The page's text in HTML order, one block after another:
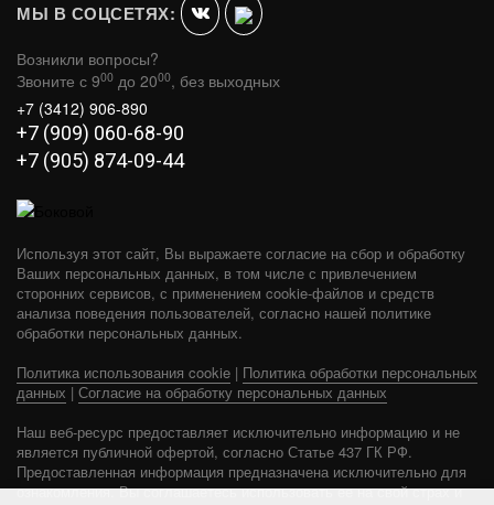
КРИСТИНА В ОБЛИЦОВКЕ ЗМЕЕВИК 6 КВТ
55 970 В КОРЗИНУ
МЫ В СОЦСЕТЯХ:
Возникли вопросы?
Звоните с 900 до 2000, без выходных
+7 (3412) 906-890
+7 (909) 060-68-90
+7 (905) 874-09-44
Используя этот сайт, Вы выражаете согласие на сбор и обработку
Ваших персональных данных, в том числе с привлечением
сторонних сервисов, с применением cookie-файлов и средств
анализа поведения пользователей, согласно нашей политике
обработки персональных данных.
Политика использования cookie | Политика обработки персональных
данных | Согласие на обработку персональных данных
Наш веб-ресурс предоставляет исключительно информацию и не
является публичной офертой, согласно Статье 437 ГК РФ.
Предоставленная информация предназначена исключительно для
ознакомления. Вы соглашаетесь использовать ее на свой страх и